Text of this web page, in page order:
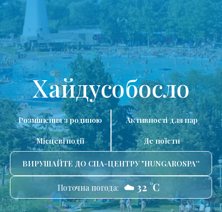
Хайдусобосло
Розміщення з родиною Активності для пар
Місцеві події Де поїсти
ВИРУШАЙТЕ ДО СПА-ЦЕНТРУ "HUNGAROSPA''
Поточна погода: ☁️ 32 °C